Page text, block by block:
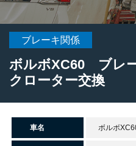
ブレーキ関係
ボルボXC60 ブレ
クローター交換
車名 ボルボ